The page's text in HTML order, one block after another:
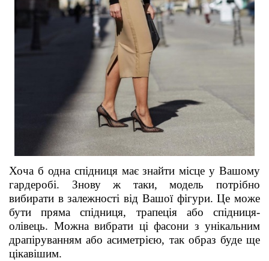
Хоча б одна спідниця має знайти місце у Вашому
гардеробі. Знову ж таки, модель потрібно
вибирати в залежності від Вашої фігури. Це може
бути пряма спідниця, трапеція або спідниця-
олівець. Можна вибрати ці фасони з унікальним
драпіруванням або асиметрією, так образ буде ще
цікавішим.